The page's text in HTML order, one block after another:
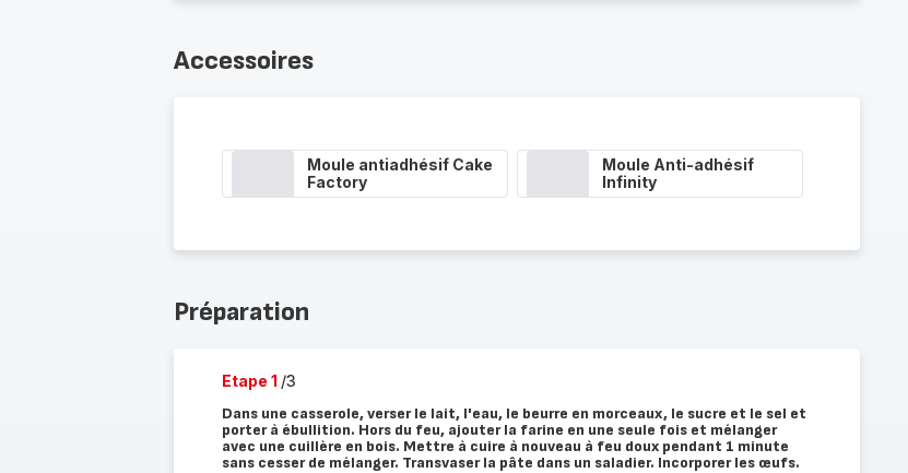
Accessoires
Moule antiadhésif Cake
Factory
Moule Anti-adhésif
Infinity
Préparation
Etape 1 /3
Dans une casserole, verser le lait, l'eau, le beurre en morceaux, le sucre et le sel et
porter à ébullition. Hors du feu, ajouter la farine en une seule fois et mélanger
avec une cuillère en bois. Mettre à cuire à nouveau à feu doux pendant 1 minute
sans cesser de mélanger. Transvaser la pâte dans un saladier. Incorporer les œufs.